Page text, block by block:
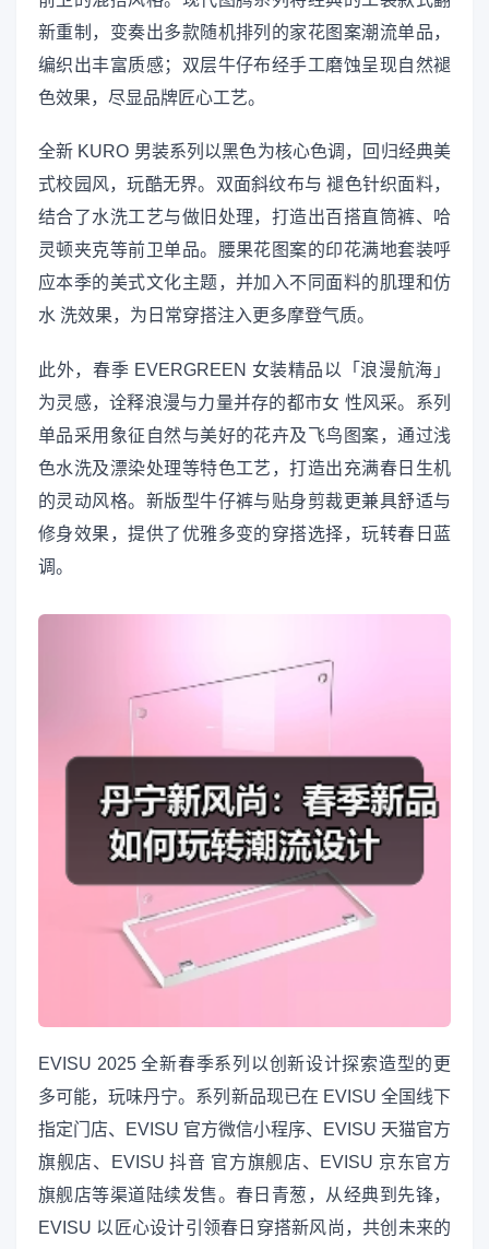
新重制，变奏出多款随机排列的家花图案潮流单品，
编织出丰富质感；双层牛仔布经手工磨蚀呈现自然褪
色效果，尽显品牌匠心工艺。
全新 KURO 男装系列以黑色为核心色调，回归经典美
式校园风，玩酷无界。双面斜纹布与 褪色针织面料，
结合了水洗工艺与做旧处理，打造出百搭直筒裤、哈
灵顿夹克等前卫单品。腰果花图案的印花满地套装呼
应本季的美式文化主题，并加入不同面料的肌理和仿
水 洗效果，为日常穿搭注入更多摩登气质。
此外，春季 EVERGREEN 女装精品以「浪漫航海」
为灵感，诠释浪漫与力量并存的都市女 性风采。系列
单品采用象征自然与美好的花卉及飞鸟图案，通过浅
色水洗及漂染处理等特色工艺，打造出充满春日生机
的灵动风格。新版型牛仔裤与贴身剪裁更兼具舒适与
修身效果，提供了优雅多变的穿搭选择，玩转春日蓝
调。
EVISU 2025 全新春季系列以创新设计探索造型的更
多可能，玩味丹宁。系列新品现已在 EVISU 全国线下
指定门店、EVISU 官方微信小程序、EVISU 天猫官方
旗舰店、EVISU 抖音 官方旗舰店、EVISU 京东官方
旗舰店等渠道陆续发售。春日青葱，从经典到先锋，
EVISU 以匠心设计引领春日穿搭新风尚，共创未来的